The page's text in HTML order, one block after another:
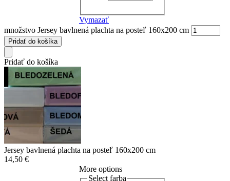
Vymazať
množstvo Jersey bavlnená plachta na posteľ 160x200 cm
Pridať do košíka
Pridať do košíka
Jersey bavlnená plachta na posteľ 160x200 cm
14,50 €
More options
Select farba